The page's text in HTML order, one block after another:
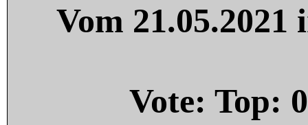
Vom
Vote: Top: 0